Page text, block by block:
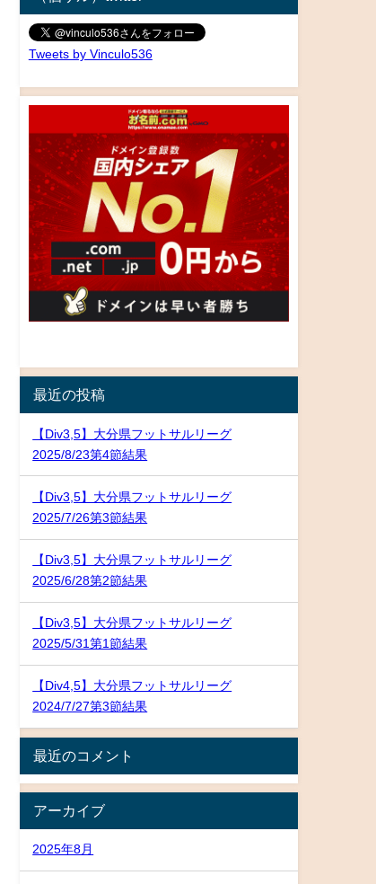
Tweets by Vinculo536
最近の投稿
【Div3,5】大分県フットサルリーグ
2025/8/23第4節結果
【Div3,5】大分県フットサルリーグ
2025/7/26第3節結果
【Div3,5】大分県フットサルリーグ
2025/6/28第2節結果
【Div3,5】大分県フットサルリーグ
2025/5/31第1節結果
【Div4,5】大分県フットサルリーグ
2024/7/27第3節結果
最近のコメント
アーカイブ
2025年8月